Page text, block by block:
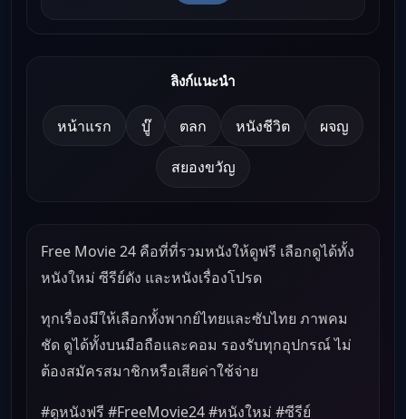
ลิงก์แนะนำ
หน้าแรก บู๊ ตลก หนังชีวิต ผจญ
สยองขวัญ
Free Movie 24 คือที่ที่รวมหนังให้ดูฟรี เลือกดูได้ทั้ง
หนังใหม่ ซีรีย์ดัง และหนังเรื่องโปรด
ทุกเรื่องมีให้เลือกทั้งพากย์ไทยและซับไทย ภาพคม
ชัด ดูได้ทั้งบนมือถือและคอม รองรับทุกอุปกรณ์ ไม่
ต้องสมัครสมาชิกหรือเสียค่าใช้จ่าย
#ดูหนังฟรี #FreeMovie24 #หนังใหม่ #ซีรีย์